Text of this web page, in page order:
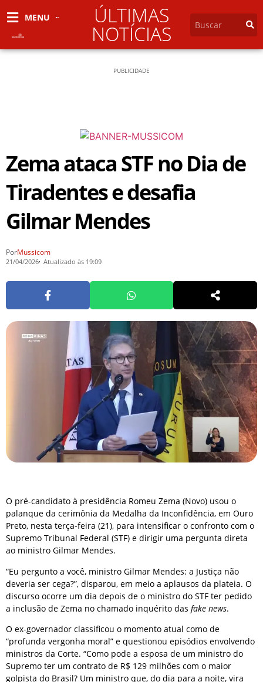
MENU ÚLTIMAS
NOTÍCIAS
PUBLICIDADE
Zema ataca STF no Dia de
Tiradentes e desafia
Gilmar Mendes
PorMussicom
21/04/2026 Atualizado às 19:09
O pré-candidato à presidência Romeu Zema (Novo) usou o
palanque da cerimônia da Medalha da Inconfidência, em Ouro
Preto, nesta terça-feira (21), para intensificar o confronto com o
Supremo Tribunal Federal (STF) e dirigir uma pergunta direta
ao ministro Gilmar Mendes.
“Eu pergunto a você, ministro Gilmar Mendes: a Justiça não
deveria ser cega?”, disparou, em meio a aplausos da plateia. O
discurso ocorre um dia depois de o ministro do STF ter pedido
a inclusão de Zema no chamado inquérito das fake news.
O ex-governador classificou o momento atual como de
“profunda vergonha moral” e questionou episódios envolvendo
ministros da Corte. “Como pode a esposa de um ministro do
Supremo ter um contrato de R$ 129 milhões com o maior
golpista do Brasil? Um ministro que, do dia para a noite, vira